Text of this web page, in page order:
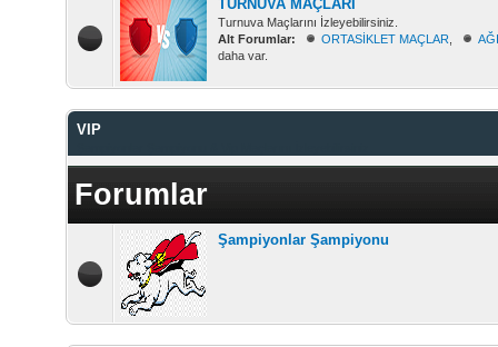
TURNUVA MAÇLARI
Turnuva Maçlarını İzleyebilirsiniz.
Alt Forumlar:
ORTASİKLET MAÇLAR
daha var.
VIP
Forumlar
Şampiyonlar Şampiyonu